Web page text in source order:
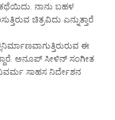
ಕಥೆಯಿದು. ನಾನು ಬಹಳ
ಚಿತ್ರವಿದು ಎನ್ನುತ್ತಾರೆ
ಈ
ಅನೂಪ್ ಸೀಳಿನ್ ಸಂಗೀತ
ಸಾಹಸ ನಿರ್ದೇಶನ